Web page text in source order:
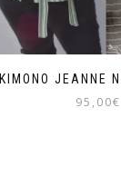
KIMONO JEANNE
95,00€